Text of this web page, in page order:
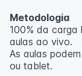
Metodologia
100% da carga
aulas ao vivo.
As aulas
ou tablet.